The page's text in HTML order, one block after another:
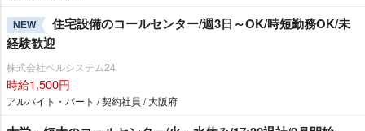
NEW
住宅設備のコールセンター/週3日～OK/時短勤務OK/未
経験歓迎
株式会社ベルシステム24
時給1,500円
アルバイト・パート / 契約社員 / 大阪府